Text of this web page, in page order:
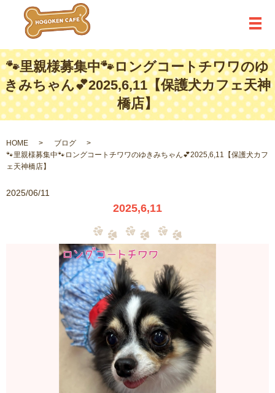
メ
🐾里親様募集中🐾ロングコートチワワのゆ
きみちゃん💕2025,6,11【保護犬カフェ天神
橋店】
HOME
ブログ
🐾里親様募集中🐾ロングコートチワワのゆきみちゃん💕2025,6,11【保護犬カフ
ェ天神橋店】
2025/06/11
2025,6,11